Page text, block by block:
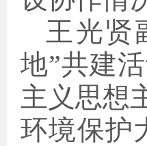
王光贤
地”共建
主义思想
环境保护